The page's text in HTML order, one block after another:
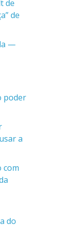
de
de
—
poder
a
com
do